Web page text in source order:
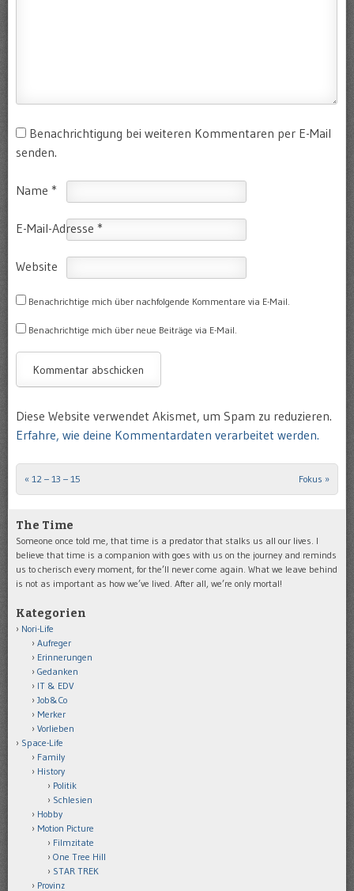
Benachrichtigung bei weiteren Kommentaren per E-Mail
senden.
Name *
E-Mail-Adresse *
Website
Benachrichtige mich über nachfolgende Kommentare via E-Mail.
Benachrichtige mich über neue Beiträge via E-Mail.
Diese Website verwendet Akismet, um Spam zu reduzieren.
Erfahre, wie deine Kommentardaten verarbeitet werden.
Post navigation
« 12 – 13 – 15 Fokus »
The Time
Someone once told me, that time is a predator that stalks us all our lives. I
believe that time is a companion with goes with us on the journey and reminds
us to cherisch every moment, for the’ll never come again. What we leave behind
is not as important as how we’ve lived. After all, we’re only mortal!
Kategorien
Nori-Life
Aufreger
Erinnerungen
Gedanken
IT & EDV
Job&Co
Merker
Vorlieben
Space-Life
Family
History
Politik
Schlesien
Hobby
Motion Picture
Filmzitate
One Tree Hill
STAR TREK
Provinz